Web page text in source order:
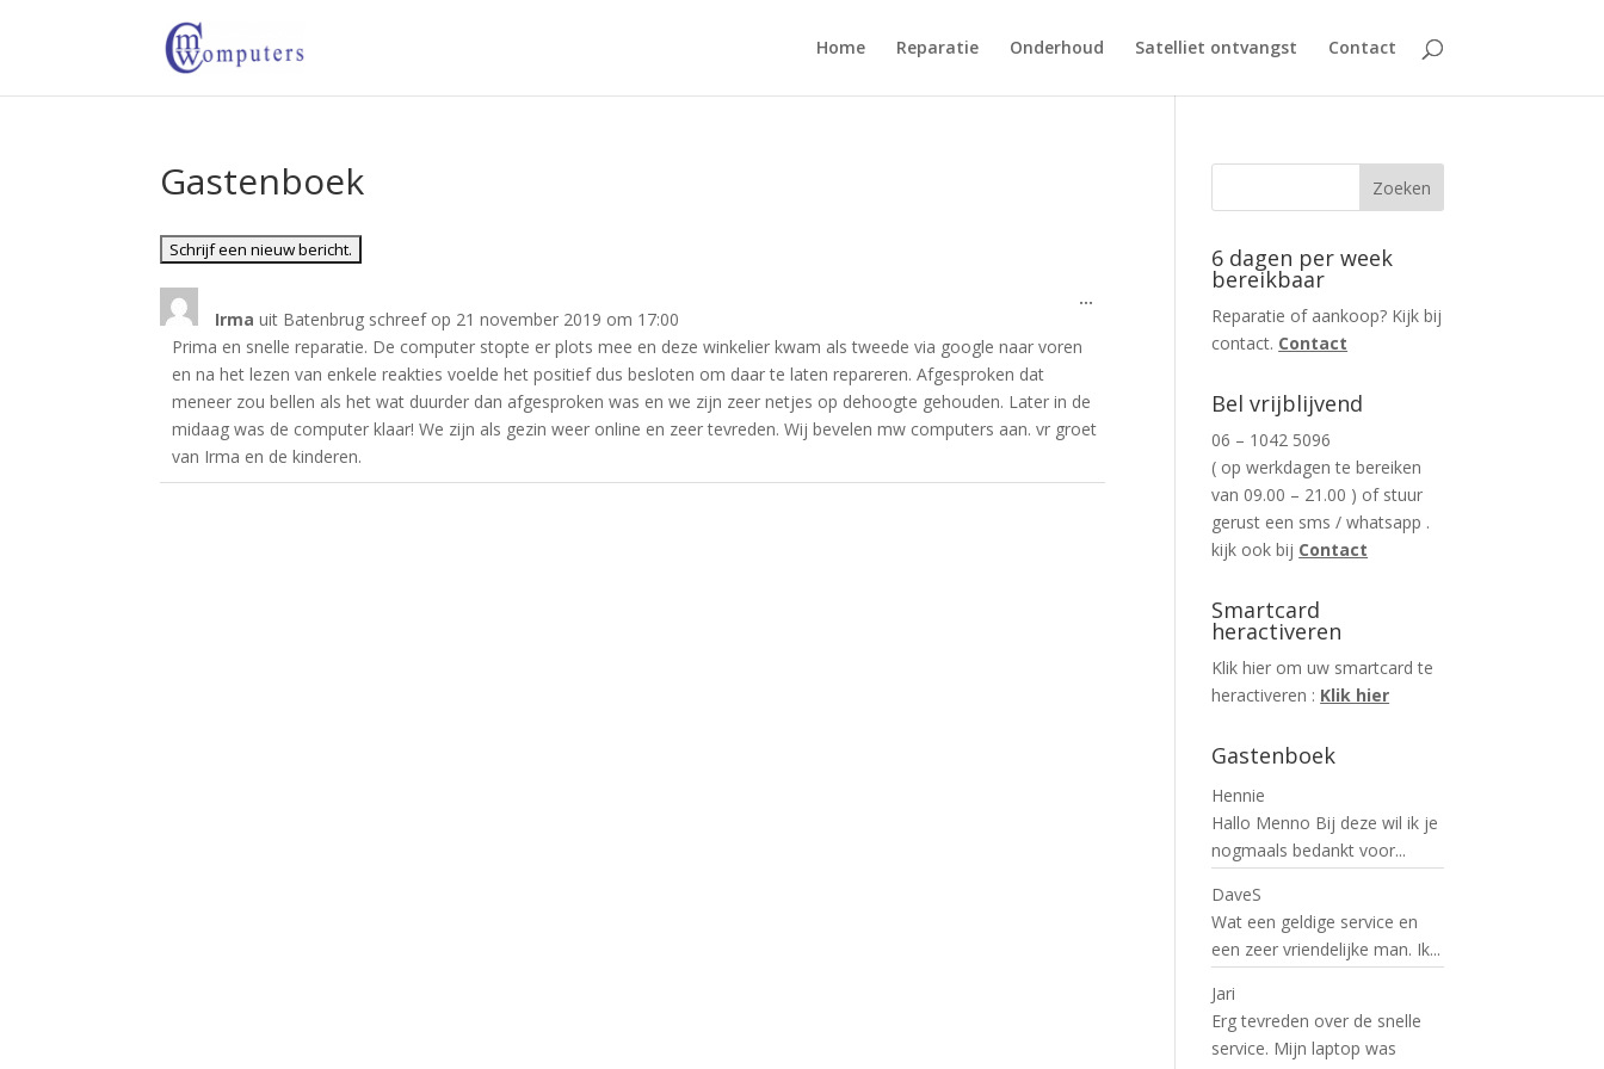
Home Reparatie Onderhoud Satelliet ontvangst Contact
Gastenboek
Irmauit Batenbrug schreef op 21 november 2019 om 17:00
Prima en snelle reparatie. De computer stopte er plots mee en deze winkelier kwam als tweede via google naar voren
en na het lezen van enkele reakties voelde het positief dus besloten om daar te laten repareren. Afgesproken dat
meneer zou bellen als het wat duurder dan afgesproken was en we zijn zeer netjes op dehoogte gehouden. Later in de
midaag was de computer klaar! We zijn als gezin weer online en zeer tevreden. Wij bevelen mw computers aan. vr groet
van Irma en de kinderen.
...
6 dagen per week
bereikbaar
Reparatie of aankoop? Kijk bij
contact. Contact
Bel vrijblijvend
06 – 1042 5096
( op werkdagen te bereiken
van 09.00 – 21.00 ) of stuur
gerust een sms / whatsapp .
kijk ook bij Contact
Smartcard
heractiveren
Klik hier om uw smartcard te
heractiveren : Klik hier
Gastenboek
Hennie
Hallo Menno Bij deze wil ik je
nogmaals bedankt voor...
DaveS
Wat een geldige service en
een zeer vriendelijke man. Ik...
Jari
Erg tevreden over de snelle
service. Mijn laptop was